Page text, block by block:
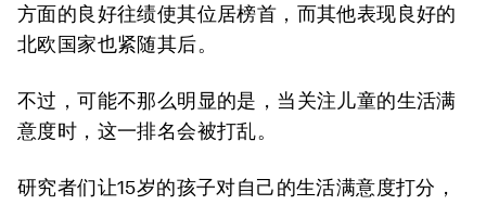
方面的良好往绩使其位居榜首，而其他表现良好的
北欧国家也紧随其后。
不过，可能不那么明显的是，当关注儿童的生活满
意度时，这一排名会被打乱。
研究者们让15岁的孩子对自己的生活满意度打分，